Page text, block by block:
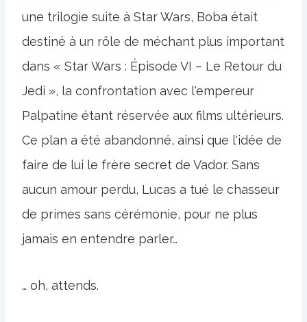
une trilogie suite à Star Wars, Boba était
destiné à un rôle de méchant plus important
dans « Star Wars : Épisode VI – Le Retour du
Jedi », la confrontation avec l'empereur
Palpatine étant réservée aux films ultérieurs.
Ce plan a été abandonné, ainsi que l'idée de
faire de lui le frère secret de Vador. Sans
aucun amour perdu, Lucas a tué le chasseur
de primes sans cérémonie, pour ne plus
jamais en entendre parler…
… oh, attends.